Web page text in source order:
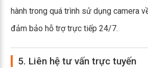
hành trong quá trình sử dụng camera
đảm bảo hỗ trợ trực tiếp 24/7.
5. Liên hệ tư vấn trực tuyến